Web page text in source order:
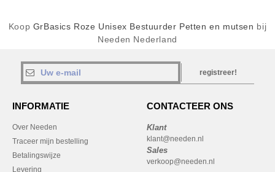
Koop GrBasics Roze Unisex Bestuurder Petten en mutsen bij
Needen Nederland
registreer!
INFORMATIE
Over Needen
Traceer mijn bestelling
Betalingswijze
Levering
CONTACTEER ONS
Klant
klant@needen.nl
Sales
verkoop@needen.nl